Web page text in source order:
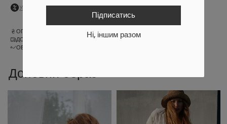
Підписатись
Ні, іншим разом
Увійдіть в особистий кабінет, щоб побачити персональну знижку
ОПЛАТА
ДОСТАВКА
ОБМІН ТА ПОВЕРНЕННЯ
Доповни образ